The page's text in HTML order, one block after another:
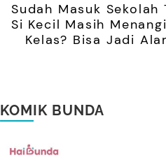
Sudah Masuk Sekolah
Si Kecil Masih
Kelas? Bisa Jadi
KOMIK BUNDA